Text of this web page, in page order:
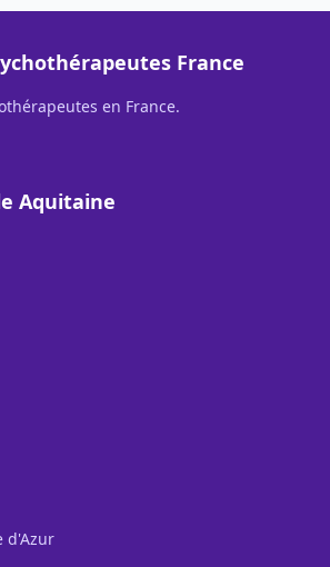
France
en France.
Aquitaine
d'Azur